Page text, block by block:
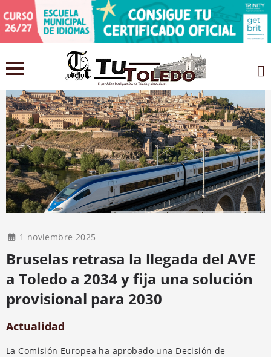
1 noviembre 2025
Bruselas retrasa la llegada del AVE
a Toledo a 2034 y fija una solución
provisional para 2030
Actualidad
La Comisión Europea ha aprobado una Decisión de